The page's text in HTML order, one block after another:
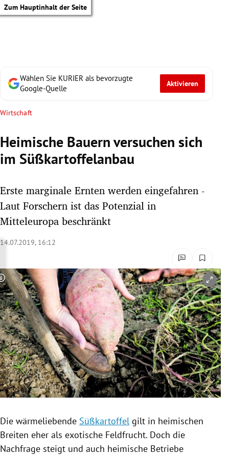
Zum Hauptinhalt der Seite
Untermenü
Untermenü
Untermenü
Untermenü
Untermenü
Untermenü
Untermenü
Untermenü
Wählen Sie KURIER als bevorzugte
Google-Quelle
Aktivieren
Wirtschaft
Heimische Bauern versuchen sich
im Süßkartoffelanbau
Erste marginale Ernten werden eingefahren -
Laut Forschern ist das Potenzial in
Mitteleuropa beschränkt
14.07.2019, 16:12
Copyright-Hinweis öffnen/schließen
Die wärmeliebende Süßkartoffel gilt in heimischen
Breiten eher als exotische Feldfrucht. Doch die
Nachfrage steigt und auch heimische Betriebe